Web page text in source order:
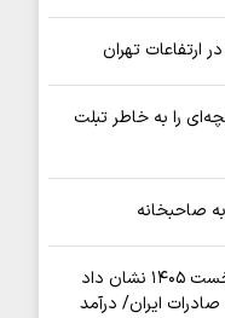
ارتفاعات تهران
را به خاطر تبلت
صاحبخانه
بررسی صورت‌های مالی ۳ ماهه نخست ۱۴۰۵ نشان داد
ایران/ درآمد